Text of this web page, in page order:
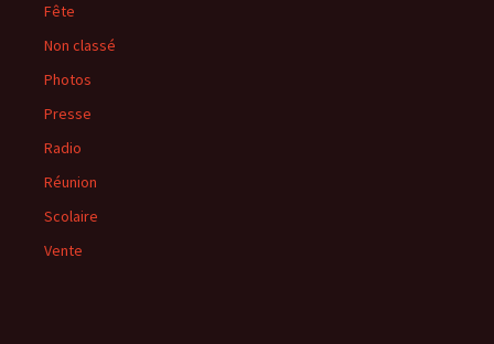
Fête
Non classé
Photos
Presse
Radio
Réunion
Scolaire
Vente